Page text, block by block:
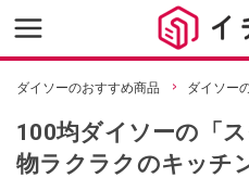
ダイソーのおすすめ商品 ダイソー
100均ダイソーの「
物ラクラクのキッチ